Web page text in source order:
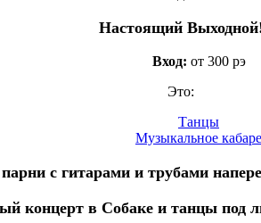
Настоящий
Вход: от 300 рэ
Это:
Танцы
Музыкальное кабаре
с гитарами и трубами
концерт в Собаке и танцы под